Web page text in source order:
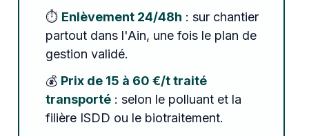
⏱️ Enlèvement 24/48h : sur chantier
partout dans l'Ain, une fois le plan de
gestion validé.
💰 Prix de 15 à 60 €/t traité
transporté: selon le polluant et la
filière ISDD ou le biotraitement.